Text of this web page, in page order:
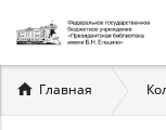
Вы
здесь
Главная